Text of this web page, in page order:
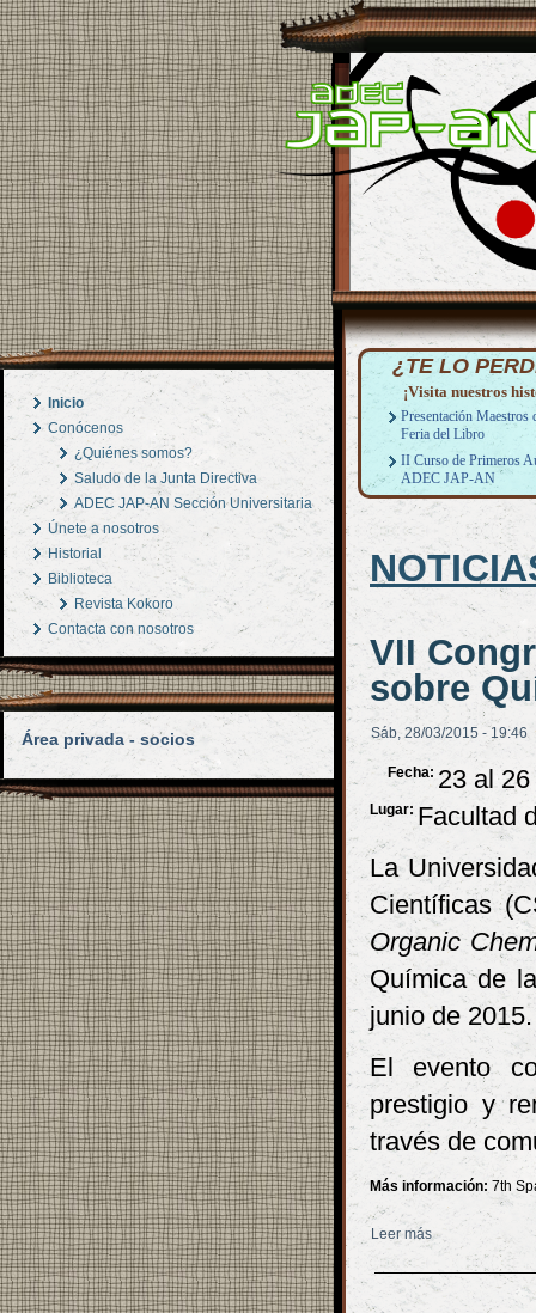
Inicio
Conócenos
¿Quiénes somos?
Saludo de la Junta Directiva
ADEC JAP-AN Sección Universitaria
Únete a nosotros
Historial
Biblioteca
Revista Kokoro
Contacta con nosotros
Área privada - socios
¿TE LO
¡Visita nuestros
Presentación Maestros
Feria del Libro
II Curso de Primeros
ADEC JAP-AN
VII
sobre
Sáb, 28/03/2015 - 19:46
Fecha: 23 al
Lugar: Facultad
La
Científicas
Organic
Química de
junio de 2015.
El evento
prestigio y
través de
Más información: 7th
Leer mássobre VII